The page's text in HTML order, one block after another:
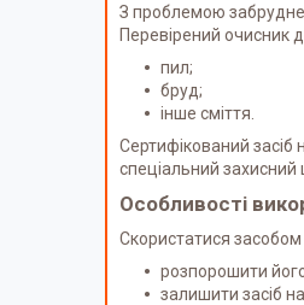
З проблемою
Перевірений очисник
пил;
бруд;
інше сміття.
Сертифікований
спеціальний захисний
Особливості
Скористатися
розпорошити
залишити засіб